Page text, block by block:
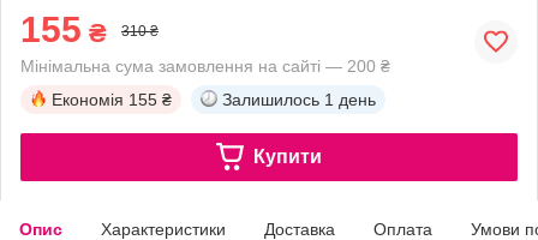
155 ₴ 310 ₴
Мінімальна сума замовлення на сайті — 200 ₴
Економія 155 ₴ Залишилось 1 день
Купити
Опис Характеристики Доставка Оплата Умови